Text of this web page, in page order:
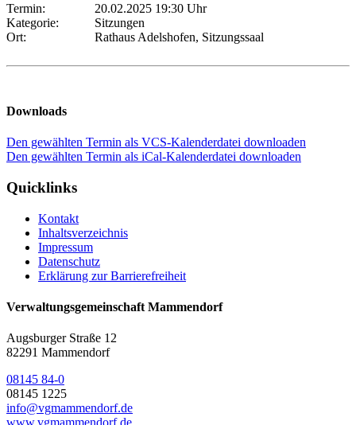
Termin:
20.02.2025 19:30 Uhr
Kategorie:
Sitzungen
Ort:
Rathaus Adelshofen, Sitzungssaal
Downloads
Den gewählten Termin als VCS-Kalenderdatei downloaden
Den gewählten Termin als iCal-Kalenderdatei downloaden
Quicklinks
Kontakt
Inhaltsverzeichnis
Impressum
Datenschutz
Erklärung zur Barrierefreiheit
Verwaltungsgemeinschaft Mammendorf
Augsburger Straße 12
82291 Mammendorf
08145 84-0
08145 1225
info@vgmammendorf.de